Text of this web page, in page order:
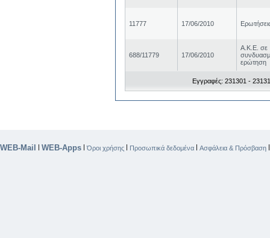
11777 17/06/2010
688/11779 17/06/2010
Α.Κ.Ε. σε
ερώτηση
Εγγραφές: 231301 -
WEB-Mail WEB-Apps |Όροι χρήσης Προσωπικά δεδομένα Ασφάλεια & Πρόσβαση